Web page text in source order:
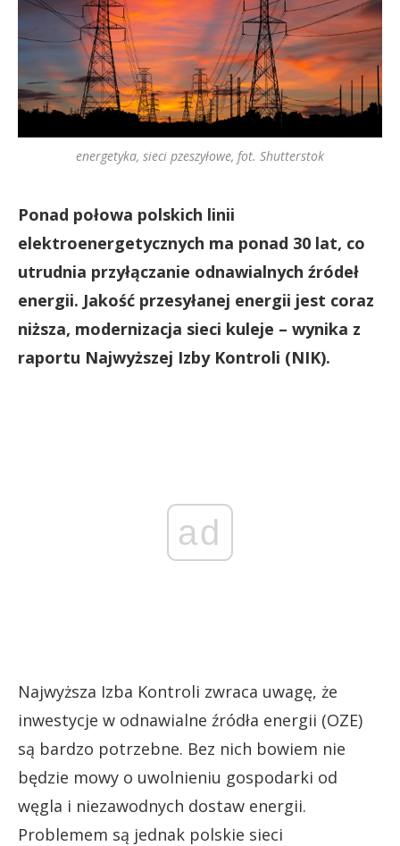
energetyka, sieci pzeszyłowe, fot. Shutterstok
Ponad połowa polskich linii
elektroenergetycznych ma ponad 30 lat, co
utrudnia przyłączanie odnawialnych źródeł
energii. Jakość przesyłanej energii jest coraz
niższa, modernizacja sieci kuleje – wynika z
raportu Najwyższej Izby Kontroli (NIK).
ad
Najwyższa Izba Kontroli zwraca uwagę, że
inwestycje w odnawialne źródła energii (OZE)
są bardzo potrzebne. Bez nich bowiem nie
będzie mowy o uwolnieniu gospodarki od
węgla i niezawodnych dostaw energii.
Problemem są jednak polskie sieci